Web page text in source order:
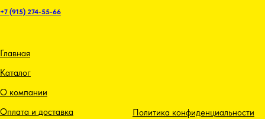
+7 (915) 274-55-66
Главная
Каталог
О компании
Оплата и доставка
Политика конфиденциальности